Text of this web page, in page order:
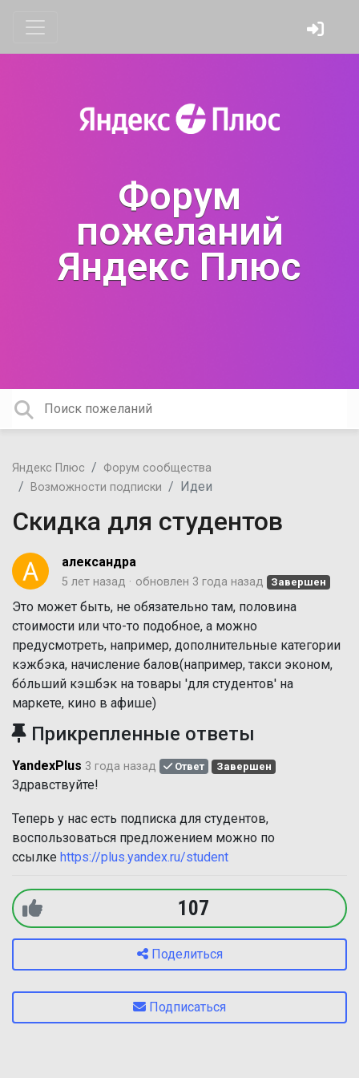
Форум
пожеланий
Яндекс Плюс
Яндекс Плюс
Форум сообщества
Возможности подписки
Идеи
Скидка для студентов
александра
5 лет назад обновлен 3 года назад Завершен
Это может быть, не обязательно там, половина
стоимости или что-то подобное, а можно
предусмотреть, например, дополнительные категории
кэжбэка, начисление балов(например, такси эконом,
бо́льший кэшбэк на товары 'для студентов' на
маркете, кино в афише)
Прикрепленные ответы
YandexPlus 3 года назад Ответ Завершен
Здравствуйте!
Теперь у нас есть подписка для студентов,
воспользоваться предложением можно по
ссылке https://plus.yandex.ru/student
107
Поделиться
Подписаться